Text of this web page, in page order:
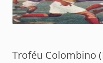
Troféu Colombino